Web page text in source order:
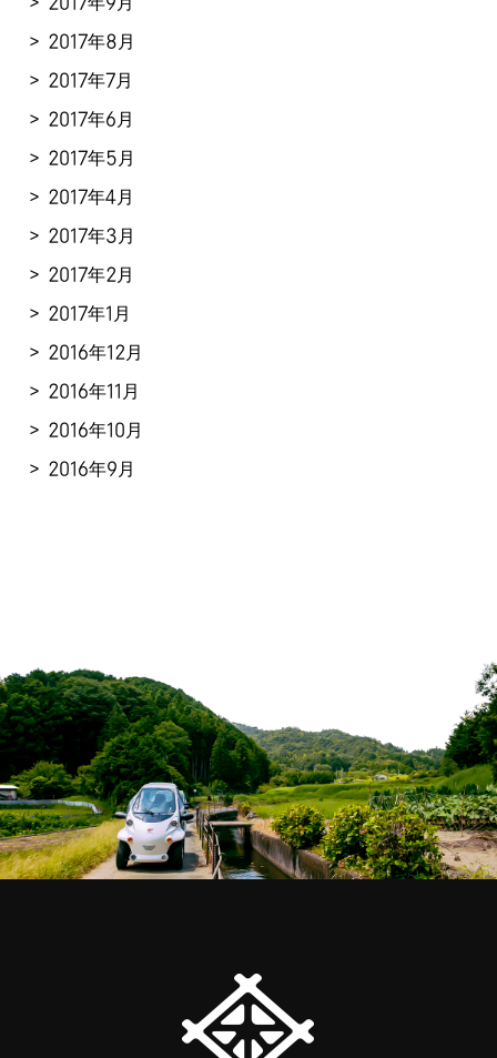
2017年8月
2017年7月
2017年6月
2017年5月
2017年4月
2017年3月
2017年2月
2017年1月
2016年12月
2016年11月
2016年10月
2016年9月